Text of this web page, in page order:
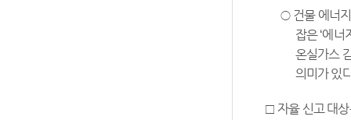
○ 건물 에너
잡은 ‘에
온실가스
의미가 있
□ 자율 신고 대